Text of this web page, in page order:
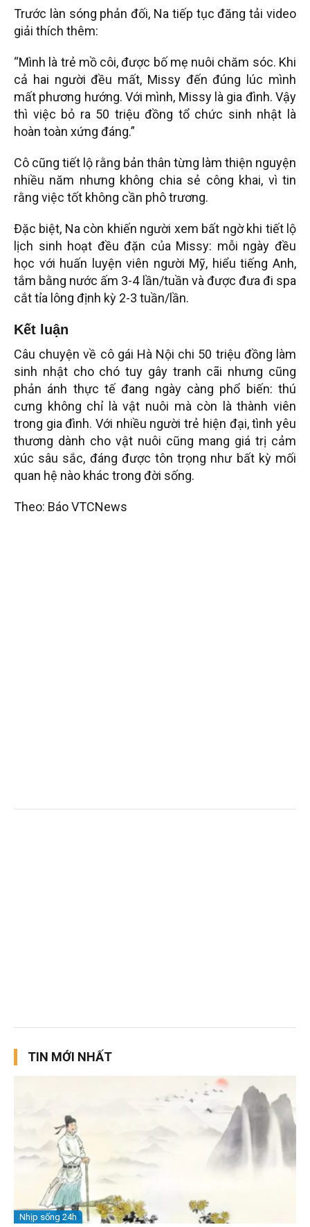
Trước làn sóng phản đối, Na tiếp tục đăng tải video
giải thích thêm:
“Mình là trẻ mồ côi, được bố mẹ nuôi chăm sóc. Khi
cả hai người đều mất, Missy đến đúng lúc mình
mất phương hướng. Với mình, Missy là gia đình. Vậy
thì việc bỏ ra 50 triệu đồng tổ chức sinh nhật là
hoàn toàn xứng đáng.”
Cô cũng tiết lộ rằng bản thân từng làm thiện nguyện
nhiều năm nhưng không chia sẻ công khai, vì tin
rằng việc tốt không cần phô trương.
Đặc biệt, Na còn khiến người xem bất ngờ khi tiết lộ
lịch sinh hoạt đều đặn của Missy: mỗi ngày đều
học với huấn luyện viên người Mỹ, hiểu tiếng Anh,
tắm bằng nước ấm 3-4 lần/tuần và được đưa đi spa
cắt tỉa lông định kỳ 2-3 tuần/lần.
Kết luận
Câu chuyện về cô gái Hà Nội chi 50 triệu đồng làm
sinh nhật cho chó tuy gây tranh cãi nhưng cũng
phản ánh thực tế đang ngày càng phổ biến: thú
cưng không chỉ là vật nuôi mà còn là thành viên
trong gia đình. Với nhiều người trẻ hiện đại, tình yêu
thương dành cho vật nuôi cũng mang giá trị cảm
xúc sâu sắc, đáng được tôn trọng như bất kỳ mối
quan hệ nào khác trong đời sống.
Theo: Báo VTCNews
TIN MỚI NHẤT
Nhịp sống 24h